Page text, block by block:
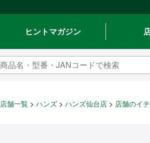
ヒントマガジン
店舗一覧 ハンズ ハンズ仙台店 店舗のイ